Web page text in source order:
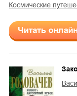
космические
Читать